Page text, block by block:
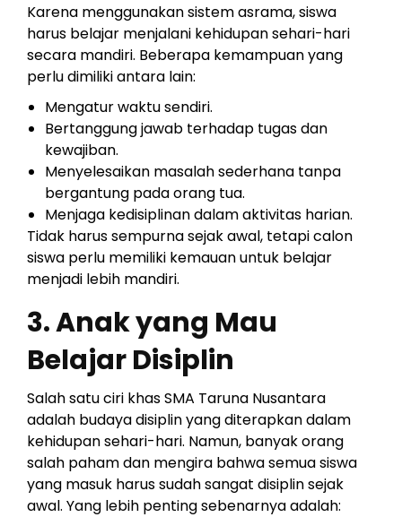
Karena menggunakan sistem asrama, siswa
harus belajar menjalani kehidupan sehari-hari
secara mandiri. Beberapa kemampuan yang
perlu dimiliki antara lain:
Mengatur waktu sendiri.
Bertanggung jawab terhadap tugas dan
kewajiban.
Menyelesaikan masalah sederhana tanpa
bergantung pada orang tua.
Menjaga kedisiplinan dalam aktivitas harian.
Tidak harus sempurna sejak awal, tetapi calon
siswa perlu memiliki kemauan untuk belajar
menjadi lebih mandiri.
3. Anak yang Mau
Belajar Disiplin
Salah satu ciri khas SMA Taruna Nusantara
adalah budaya disiplin yang diterapkan dalam
kehidupan sehari-hari. Namun, banyak orang
salah paham dan mengira bahwa semua siswa
yang masuk harus sudah sangat disiplin sejak
awal. Yang lebih penting sebenarnya adalah: